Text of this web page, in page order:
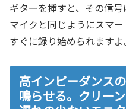
ギターを挿すと、その信
マイクと同じようにスマ
すぐに録り始められますよ
高インピーダンス
鳴らせる。クリー